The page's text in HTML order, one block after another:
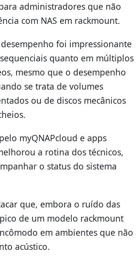
administradores que não
com NAS em rackmount.
foi impressionante
quanto em múltiplos
mesmo que o desempenho
se trata de volumes
ou de discos mecânicos
myQNAPcloud e apps
a rotina dos técnicos,
o status do sistema
que, embora o ruído das
de um modelo rackmount
em ambientes que não
acústico.